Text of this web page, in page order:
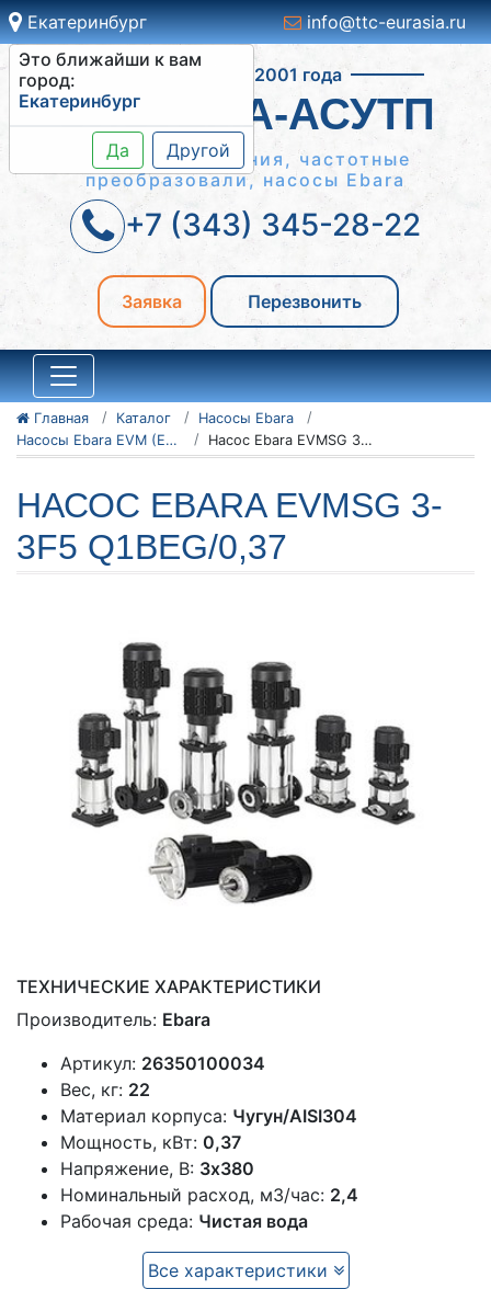
Екатеринбург
Это ближайши к вам
город:
Екатеринбург
Да Другой
info@ttc-eurasia.ru
Работаем с 2001 года
СИСТЕМА-АСУТП
Шкафы управления, частотные
преобразовали, насосы Ebara
+7 (343) 345-28-22
Заявка Перезвонить
Главная Каталог
Насосы Ebara
Насосы Ebara EVM (EVMSG/EVMSL)
Насос Ebara EVMSG 3-3F5 Q1BEG/0,37
НАСОС EBARA EVMSG 3-
3F5 Q1BEG/0,37
ТЕХНИЧЕСКИЕ ХАРАКТЕРИСТИКИ
Производитель: Ebara
Артикул: 26350100034
Вес, кг: 22
Материал корпуса: Чугун/AISI304
Мощность, кВт: 0,37
Напряжение, В: 3х380
Номинальный расход, м3/час: 2,4
Рабочая среда: Чистая вода
Все характеристики